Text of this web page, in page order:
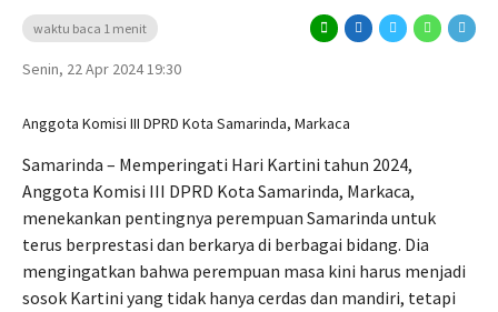
waktu baca 1 menit
Senin, 22 Apr 2024 19:30
Anggota Komisi III DPRD Kota Samarinda, Markaca
Samarinda – Memperingati Hari Kartini tahun 2024,
Anggota Komisi III DPRD Kota Samarinda, Markaca,
menekankan pentingnya perempuan Samarinda untuk
terus berprestasi dan berkarya di berbagai bidang. Dia
mengingatkan bahwa perempuan masa kini harus menjadi
sosok Kartini yang tidak hanya cerdas dan mandiri, tetapi